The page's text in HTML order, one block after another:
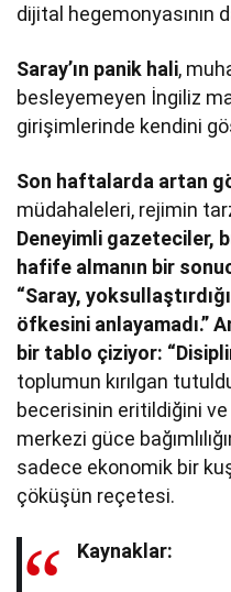
dijital hegemonyasının
Saray’ın panik hali,
besleyemeyen İngiliz
girişimlerinde kendini
Son haftalarda artan
müdahaleleri, rejimin
Deneyimli gazeteciler,
hafife almanın bir
“Saray,
öfkesini anlayamadı.”
bir tablo çiziyor:
toplumun kırılgan
becerisinin eritildiğini
merkezi güce
sadece ekonomik bir
çöküşün reçetesi.
Kaynaklar: